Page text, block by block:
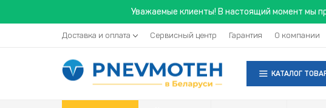
Уважаемые клиенты! В настоящий момент мы
Доставка и оплата Сервисный центр Гарантия О компании
КАТАЛОГ